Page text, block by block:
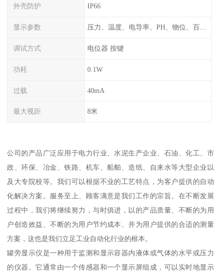
外壳防护 IP66
显示参数 压力、温度、电导率、PH、物位、百分比率
调试方式 电位器 按键
功耗 0.1W
过载 40mA
最大视距 8米
公司的产品广泛应用于电力行业、水泥生产企业、石油、化工、市
政、环保、冶金、铁路、机车、船舶、造纸、自来水等大型企业以
及大专院校等。我们可以根据不业的工艺特点，为客户提供的自动
化解决方案。服务至上、顾客满意是我们工作的宗旨。在不断发展
过程中，我们将继续努力，与时俱进，以的产品质量、不断的为用
户创造效益、不断的为用户节约成本、并为用户提供的合适的测量
方案，这也是我们立足工业自动化行业的根本。
罐旁显示仪是一种用于监测和显示容器内液体或气体的水平或压力
的仪器。它通常由一个传感器和一个显示屏组成，可以实时地显示